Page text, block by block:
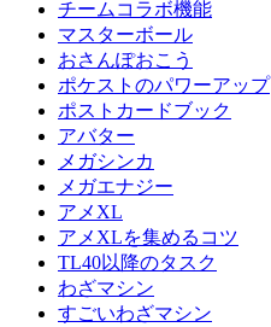
チームコラボ機能
マスターボール
おさんぽおこう
ポケストのパワーアップ
ポストカードブック
アバター
メガシンカ
メガエナジー
アメXL
アメXLを集めるコツ
TL40以降のタスク
わざマシン
すごいわざマシン